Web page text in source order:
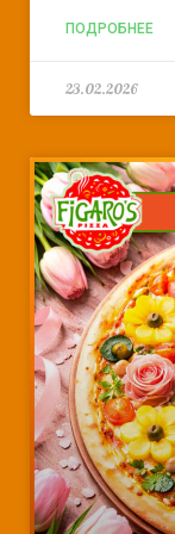
ПОДРОБНЕЕ
23.02.2026